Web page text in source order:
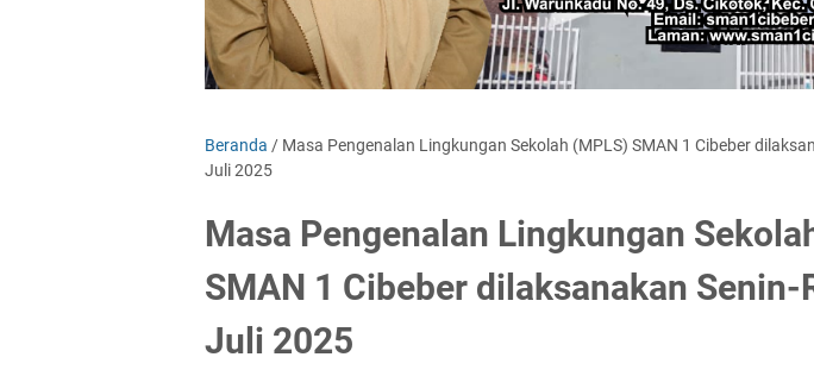
Beranda / Masa Pengenalan Lingkungan Sekolah (MPLS) SMAN 1 Cibeber
Juli 2025
Masa Pengenalan Lingkungan
SMAN 1 Cibeber dilaksanakan Senin-
Juli 2025